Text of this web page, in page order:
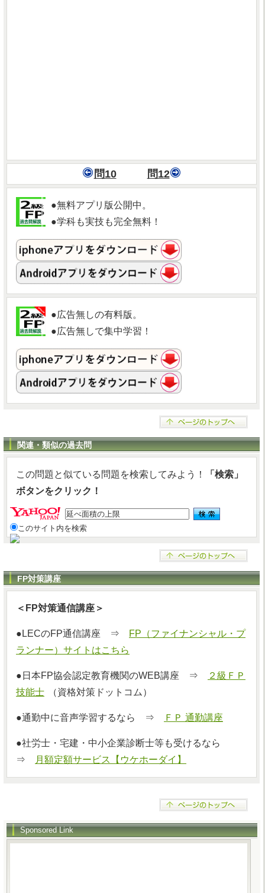
問10 問12
●無料アプリ版公開中。
●学科も実技も完全無料！
●広告無しの有料版。
●広告無しで集中学習！
関連・類似の過去問
この問題と似ている問題を検索してみよう！
「検索」
ボタンをクリック！
このサイト内を検索
FP対策講座
＜FP対策通信講座＞
●LECのFP通信講座 ⇒
FP（ファイナンシャル・プ
ランナー）サイトはこちら
●日本FP協会認定教育機関のWEB講座 ⇒
２級ＦＰ
技能士
（資格対策ドットコム）
●通勤中に音声学習するなら ⇒ ＦＰ 通勤講座
●社労士・宅建・中小企業診断士等も受けるなら
⇒
月額定額サービス【ウケホーダイ】
Sponsored Link